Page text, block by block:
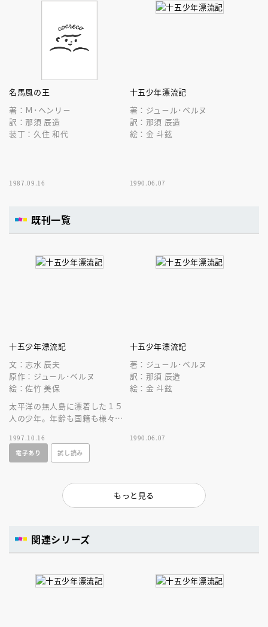
名馬風の王
著：Ｍ･ヘンリ－
訳：那須 辰造
装丁：久住 和代
1987.09.16
十五少年漂流記
著：ジュ－ル･ベルヌ
訳：那須 辰造
絵：金 斗鉉
1990.06.07
既刊一覧
十五少年漂流記
文：志水 辰夫
原作：ジュ－ル･ベルヌ
絵：佐竹 美保
太平洋の無人島に漂着した１５
人の少年。年齢も国籍も様々な
い生きぬいていく。永遠のベス
トセラ－
1997.10.16
電子あり
試し読み
十五少年漂流記
著：ジュ－ル･ベルヌ
訳：那須 辰造
絵：金 斗鉉
1990.06.07
もっと見る
関連シリーズ